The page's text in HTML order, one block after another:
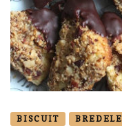
BISCUIT BREDELE